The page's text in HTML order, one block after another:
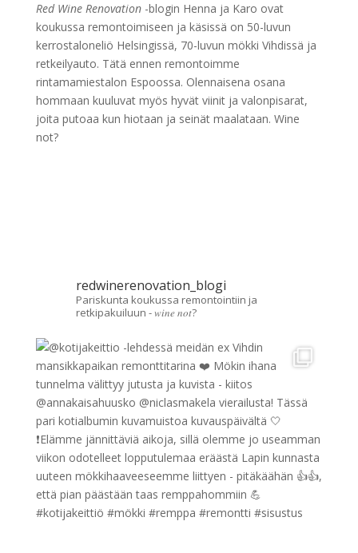
Red Wine Renovation-blogin Henna ja Karo ovat
koukussa remontoimiseen ja käsissä on 50-luvun
kerrostaloneliö Helsingissä, 70-luvun mökki Vihdissä ja
retkeilyauto. Tätä ennen remontoimme
rintamamiestalon Espoossa. Olennaisena osana
hommaan kuuluvat myös hyvät viinit ja valonpisarat,
joita putoaa kun hiotaan ja seinät maalataan. Wine
not?
redwinerenovation_blogi
Pariskunta koukussa remontointiin ja
retkipakuiluun - 𝑤𝑖𝑛𝑒 𝑛𝑜𝑡?